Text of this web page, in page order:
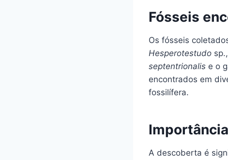
Fósseis
Os fósseis
Hesperotestudo
septentrionalis e o
encontrados em
fossilífera.
A descoberta é